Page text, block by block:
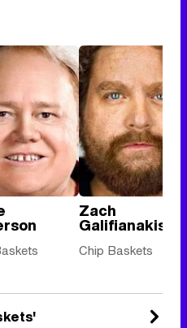
Zach
Galifianakis
Chip Baskets